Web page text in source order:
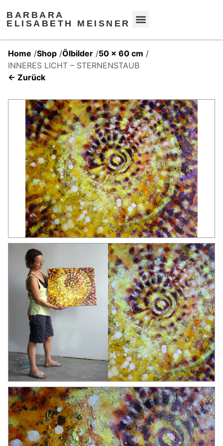
BARBARA
ELISABETH MEISNER
Home /Shop /Ölbilder /50 x 60 cm /
INNERES LICHT – STERNENSTAUB
← Zurück